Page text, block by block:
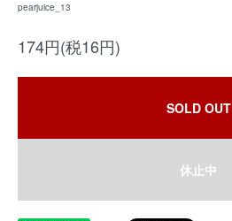
pearjuice_13
174円(税16円)
SOLD OUT
休止中